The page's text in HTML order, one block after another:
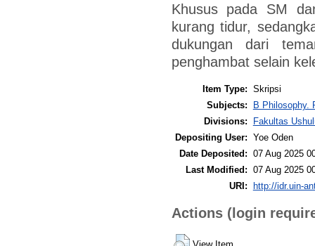
Khusus pada SM
kurang tidur,
dukungan dari
penghambat selain
Item Type: Skripsi
Subjects:
B Philosophy.
Divisions:
Fakultas
Depositing User: Yoe Oden
Date Deposited: 07 Aug 2025
Last Modified: 07 Aug 2025
URI: http://idr.uin-
Actions (login